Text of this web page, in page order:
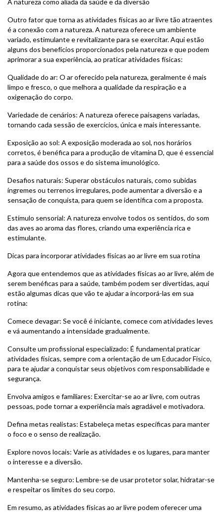
A natureza como aliada da saúde e da diversão
Outro fator que torna as atividades físicas ao ar livre tão atraentes
é a conexão com a natureza. A natureza oferece um ambiente
variado, estimulante e revitalizante para se exercitar. Aqui estão
alguns dos benefícios proporcionados pela natureza e que podem
aprimorar a sua experiência, ao praticar atividades físicas:
Qualidade do ar: O ar oferecido pela natureza, geralmente é mais
limpo e fresco, o que melhora a qualidade da respiração e a
oxigenação do corpo.
Variedade de cenários: A natureza oferece paisagens variadas,
tornando cada sessão de exercícios, única e mais interessante.
Exposição ao sol: A exposição moderada ao sol, nos horários
corretos, é benéfica para a produção de vitamina D, que é essencial
para a saúde dos ossos e do sistema imunológico.
Desafios naturais: Superar obstáculos naturais, como subidas
íngremes ou terrenos irregulares, pode aumentar a diversão e a
sensação de conquista, para quem se identifica com a proposta.
Estímulo sensorial: A natureza envolve todos os sentidos, do som
das aves ao aroma das flores, criando uma experiência rica e
estimulante.
Dicas para incorporar atividades físicas ao ar livre em sua rotina
Agora que entendemos que as atividades físicas ao ar livre, além de
serem benéficas para a saúde, também podem ser divertidas, aqui
estão algumas dicas que vão te ajudar a incorporá-las em sua
rotina:
Comece devagar: Se você é iniciante, comece com atividades leves
e vá aumentando a intensidade gradualmente.
Consulte um profissional especializado: É fundamental praticar
atividades físicas, sempre com a orientação de um Educador Físico,
para te ajudar a conquistar seus objetivos com responsabilidade e
segurança.
Envolva amigos e familiares: Exercitar-se ao ar livre, com outras
pessoas, pode tornar a experiência mais agradável e motivadora.
Defina metas realistas: Estabeleça metas específicas para manter
o foco e o senso de realização.
Explore novos locais: Varie as atividades e os lugares, para manter
o interesse e a diversão.
Mantenha-se seguro: Lembre-se de usar protetor solar, hidratar-se
e respeitar os limites do seu corpo.
Em resumo, as atividades físicas ao ar livre podem oferecer uma